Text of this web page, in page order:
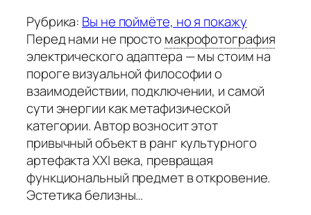
Рубрика: Вы не поймёте, но я покажу
Перед нами не просто макрофотография
электрического адаптера — мы стоим на
пороге визуальной философии о
взаимодействии, подключении, и самой
сути энергии как метафизической
категории. Автор возносит этот
привычный объект в ранг культурного
артефакта XXI века, превращая
функциональный предмет в откровение.
Эстетика белизны…